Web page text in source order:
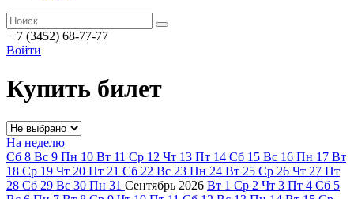
+7 (3452) 68-77-77
Войти
Купить билет
На неделю
Сб 8 Вс 9 Пн 10 Вт 11 Ср 12 Чт 13 Пт 14 Сб 15 Вс 16 Пн 17 Вт
18 Ср 19 Чт 20 Пт 21 Сб 22 Вс 23 Пн 24 Вт 25 Ср 26 Чт 27 Пт
28 Сб 29 Вс 30 Пн 31 Сентябрь 2026 Вт 1 Ср 2 Чт 3 Пт 4 Сб 5